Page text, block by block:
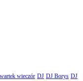
wieczór DJ DJ Borys DJ